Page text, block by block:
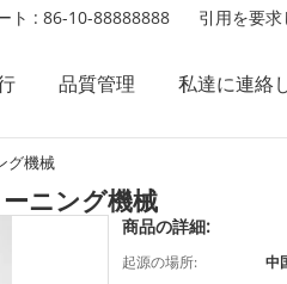
ト : 86-10-88888888 引用を要
品質管理 私達に連絡
グ機械
ニング機械
商品の詳細:
起源の場所:
中